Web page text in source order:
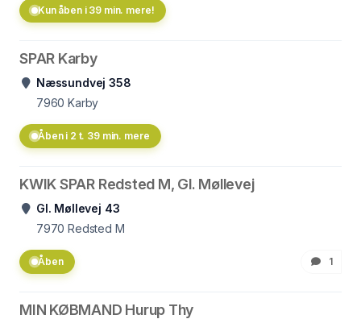
Kun åben i 39 min. mere!
SPAR Karby
Næssundvej 358
7960 Karby
Åben i 2 t. 39 min. mere
KWIK SPAR Redsted M, Gl. Møllevej
Gl. Møllevej 43
7970 Redsted M
Åben 1
MIN KØBMAND Hurup Thy